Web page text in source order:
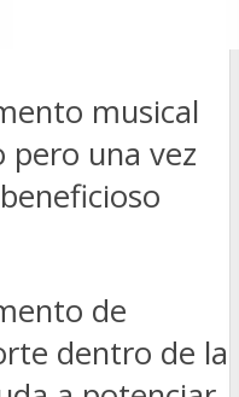
musical
pero una vez
de
dentro de la